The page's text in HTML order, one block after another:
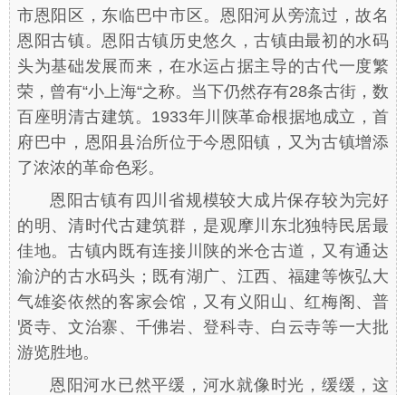
市恩阳区，东临巴中市区。恩阳河从旁流过，故名
恩阳古镇。恩阳古镇历史悠久，古镇由最初的水码
头为基础发展而来，在水运占据主导的古代一度繁
荣，曾有“小上海“之称。当下仍然存有28条古街，数
百座明清古建筑。1933年川陕革命根据地成立，首
府巴中，恩阳县治所位于今恩阳镇，又为古镇增添
了浓浓的革命色彩。
恩阳古镇有四川省规模较大成片保存较为完好
的明、清时代古建筑群，是观摩川东北独特民居最
佳地。古镇内既有连接川陕的米仓古道，又有通达
渝沪的古水码头；既有湖广、江西、福建等恢弘大
气雄姿依然的客家会馆，又有义阳山、红梅阁、普
贤寺、文治寨、千佛岩、登科寺、白云寺等一大批
游览胜地。
恩阳河水已然平缓，河水就像时光，缓缓，这